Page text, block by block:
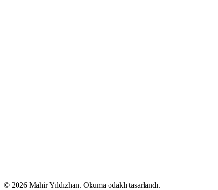
© 2026 Mahir Yıldızhan. Okuma odaklı tasarlandı.